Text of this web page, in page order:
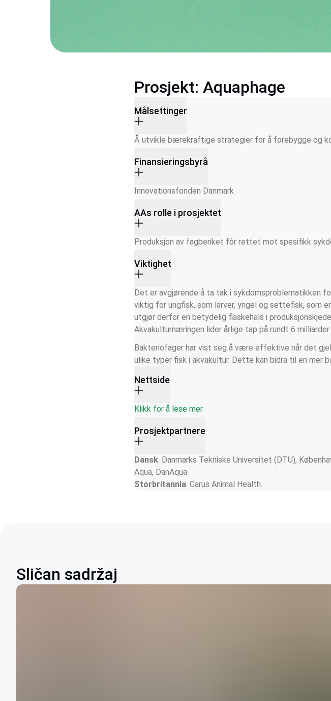
Prosjekt: Aquaphage
Målsettinger
Å utvikle bærekraftige strategier for å forebygge og
Finansieringsbyrå
Innovationsfonden Danmark
AAs rolle i prosjektet
Produksjon av fagberiket fôr rettet mot spesifikk
Viktighet
Det er avgjørende å ta tak i sykdomsproblematikken
viktig for ungfisk, som larver, yngel og settefisk, som
utgjør derfor en betydelig flaskehals i
Akvakulturnæringen lider årlige tap på rundt 6 milliarder
Bakteriofager har vist seg å være effektive når det
ulike typer fisk i akvakultur. Dette kan bidra til en mer
Nettside
Klikk for å lese mer
Prosjektpartnere
Dansk: Danmarks Tekniske Universitet (DTU),
Aqua, DanAqua
Storbritannia: Carus Animal Health.
Sličan sadržaj